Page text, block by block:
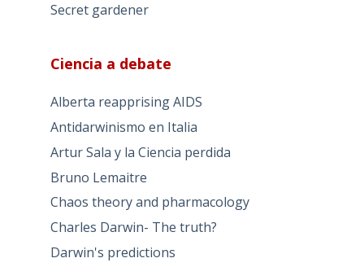
Secret gardener
Ciencia a debate
Alberta reapprising AIDS
Antidarwinismo en Italia
Artur Sala y la Ciencia perdida
Bruno Lemaitre
Chaos theory and pharmacology
Charles Darwin- The truth?
Darwin's predictions